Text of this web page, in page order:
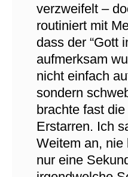
verzweifelt –
routiniert mit
dass der “Gott
aufmerksam
nicht einfach
sondern
brachte fast
Erstarren. Ich
Weitem an, nie
nur eine